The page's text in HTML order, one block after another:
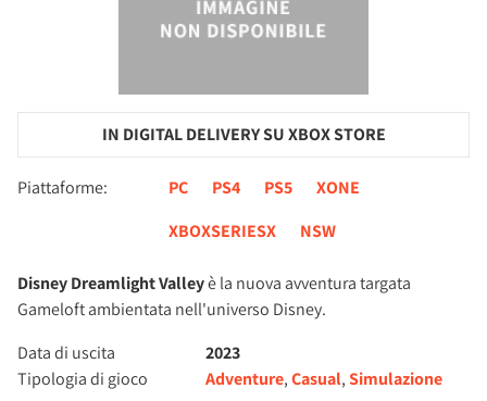
IN DIGITAL DELIVERY SU XBOX STORE
Piattaforme: PC PS4 PS5
XONE
XBOXSERIESX
NSW
Disney Dreamlight Valleyè la nuova avventura targata
Gameloft ambientata nell'universo Disney.
Data di uscita
2023
Tipologia di gioco
Adventure,Casual,Simulazione